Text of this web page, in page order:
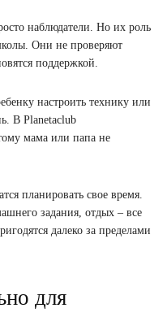
наблюдатели. Но их роль
Они не проверяют
поддержкой.
настроить технику или
В Planetaclub
мама или папа не
планировать свое время.
задания, отдых – все
далеко за пределами
для